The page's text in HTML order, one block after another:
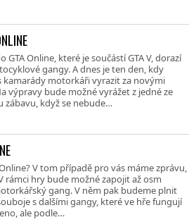
Online, které je součástí GTA V, dorazí
gangy. A dnes je ten den, kdy
kamarády motorkáři vyrazit za novými
výpravy bude možné vyrážet z jedné ze
zábavu, když se nebude…
V tom případě pro vás máme zprávu,
rámci hry bude možné zapojit až osm
gang. V něm pak budeme plnit
s dalšími gangy, které ve hře fungují
ale podle…